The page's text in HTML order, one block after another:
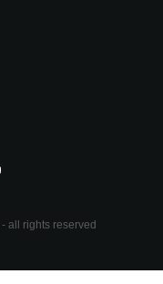
all rights reserved